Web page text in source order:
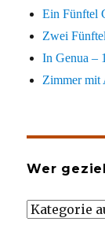
Ein Fünftel
Zwei
In Genua –
Zimmer mit
Wer
Wer